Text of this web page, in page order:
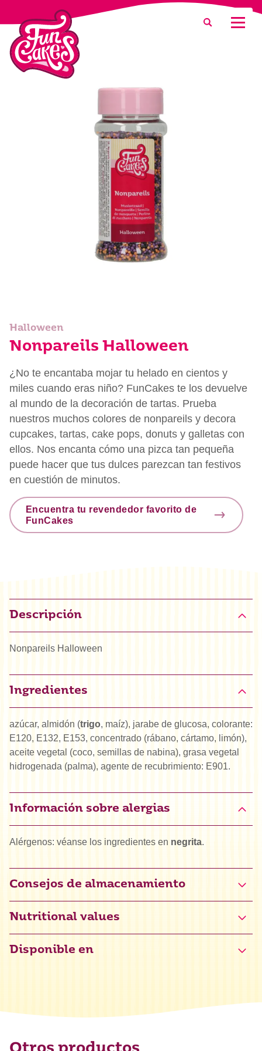
¿Qué estás buscando?
Buscar
Halloween
Nonpareils Halloween
¿No te encantaba mojar tu helado en cientos y
miles cuando eras niño? FunCakes te los devuelve
al mundo de la decoración de tartas. Prueba
nuestros muchos colores de nonpareils y decora
cupcakes, tartas, cake pops, donuts y galletas con
ellos. Nos encanta cómo una pizca tan pequeña
puede hacer que tus dulces parezcan tan festivos
en cuestión de minutos.
Encuentra tu revendedor favorito de
FunCakes
Descripción
Nonpareils Halloween
Ingredientes
azúcar, almidón (trigo, maíz), jarabe de glucosa, colorante:
E120, E132, E153, concentrado (rábano, cártamo, limón),
aceite vegetal (coco, semillas de nabina), grasa vegetal
hidrogenada (palma), agente de recubrimiento: E901.
Información sobre alergias
Alérgenos: véanse los ingredientes en negrita.
Consejos de almacenamiento
Nutritional values
Hidratos de carbono
Disponible en